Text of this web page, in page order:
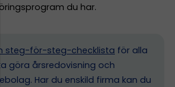
du har.
steg-för-steg-checklista för alla
göra årsredovisning och
Har du enskild firma kan du